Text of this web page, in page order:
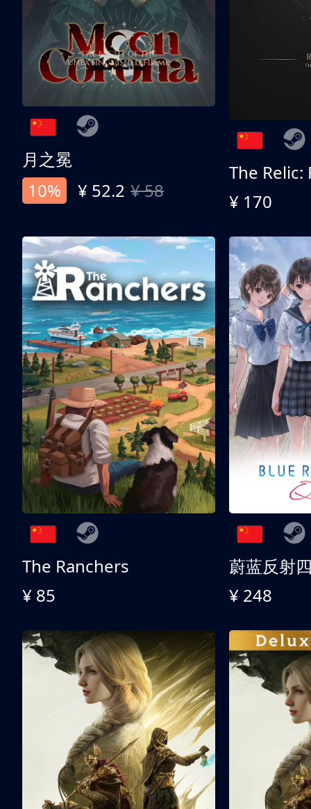
月之冕
10%
¥ 52.2 ¥ 58
The
¥ 170
The Ranchers
¥ 85
¥ 248